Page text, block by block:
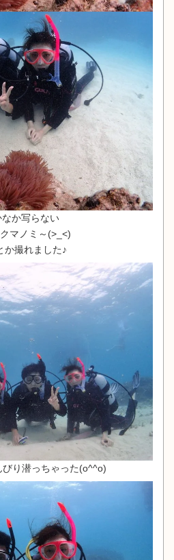
なか写らない
マノミ～(>_<)
か撮れました♪
びり潜っちゃった(o^^o)